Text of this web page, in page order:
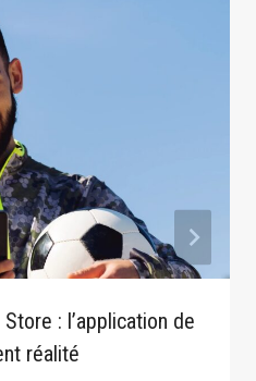
: l’application de
réalité